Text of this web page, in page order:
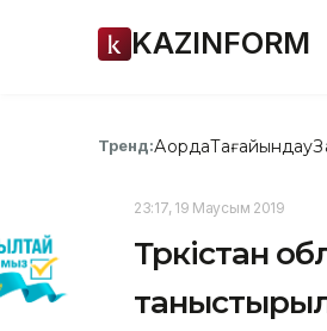
KAZINFORM
Тренд:АқордаТағайындау
23:17, 19 Маусым 2019
Түркістан